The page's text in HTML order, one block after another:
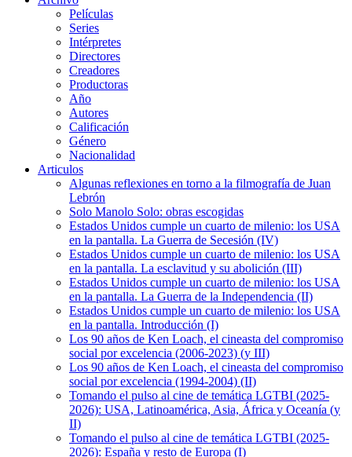
Películas
Series
Intérpretes
Directores
Creadores
Productoras
Año
Autores
Calificación
Género
Nacionalidad
Articulos
Algunas reflexiones en torno a la filmografía de Juan
Lebrón
Solo Manolo Solo: obras escogidas
Estados Unidos cumple un cuarto de milenio: los USA
en la pantalla. La Guerra de Secesión (IV)
Estados Unidos cumple un cuarto de milenio: los USA
en la pantalla. La esclavitud y su abolición (III)
Estados Unidos cumple un cuarto de milenio: los USA
en la pantalla. La Guerra de la Independencia (II)
Estados Unidos cumple un cuarto de milenio: los USA
en la pantalla. Introducción (I)
Los 90 años de Ken Loach, el cineasta del compromiso
social por excelencia (2006-2023) (y III)
Los 90 años de Ken Loach, el cineasta del compromiso
social por excelencia (1994-2004) (II)
Tomando el pulso al cine de temática LGTBI (2025-
2026): USA, Latinoamérica, Asia, África y Oceanía (y
II)
Tomando el pulso al cine de temática LGTBI (2025-
2026): España y resto de Europa (I)